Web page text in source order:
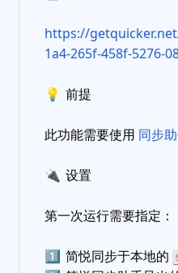
https://
1a4-265f-458f-5276-
💡 前提
此功能需要使用 同步
🔌 设置
第一次运行需要指定：
1️⃣ 简悦同步于本地的